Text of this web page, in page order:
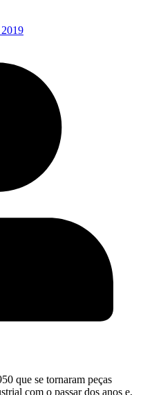
2019
que se tornaram peças
com o passar dos anos e,